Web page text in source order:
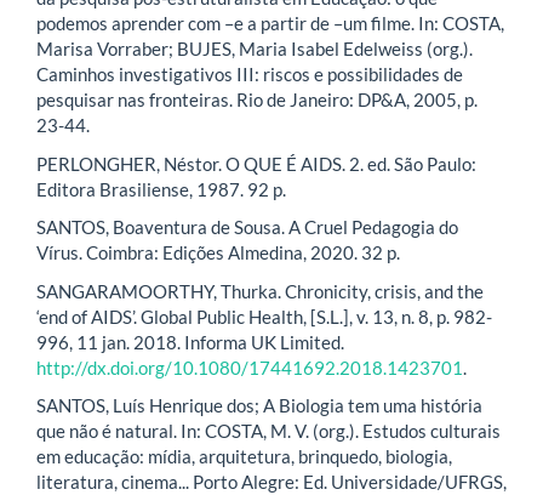
podemos aprender com –e a partir de –um filme. In: COSTA,
Marisa Vorraber; BUJES, Maria Isabel Edelweiss (org.).
Caminhos investigativos III: riscos e possibilidades de
pesquisar nas fronteiras. Rio de Janeiro: DP&A, 2005, p.
23-44.
PERLONGHER, Néstor. O QUE É AIDS. 2. ed. São Paulo:
Editora Brasiliense, 1987. 92 p.
SANTOS, Boaventura de Sousa. A Cruel Pedagogia do
Vírus. Coimbra: Edições Almedina, 2020. 32 p.
SANGARAMOORTHY, Thurka. Chronicity, crisis, and the
‘end of AIDS’. Global Public Health, [S.L.], v. 13, n. 8, p. 982-
996, 11 jan. 2018. Informa UK Limited.
http://dx.doi.org/10.1080/17441692.2018.1423701.
SANTOS, Luís Henrique dos; A Biologia tem uma história
que não é natural. In: COSTA, M. V. (org.). Estudos culturais
em educação: mídia, arquitetura, brinquedo, biologia,
literatura, cinema... Porto Alegre: Ed. Universidade/UFRGS,